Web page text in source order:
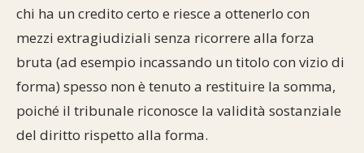
chi ha un credito certo e riesce a ottenerlo con
mezzi extragiudiziali senza ricorrere alla forza
bruta (ad esempio incassando un titolo con vizio di
forma) spesso non è tenuto a restituire la somma,
poiché il tribunale riconosce la validità sostanziale
del diritto rispetto alla forma.